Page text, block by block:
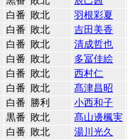
白番 敗北 羽根彩夏
白番 敗北 吉田美香
白番 敗北 清成哲也
白番 敗北 多冨佳絵
白番 敗北 西村仁
白番 敗北 髙津昌昭
白番 勝利 小西和子
黒番 敗北 髙山邊楓実
白番 敗北 湯川光久